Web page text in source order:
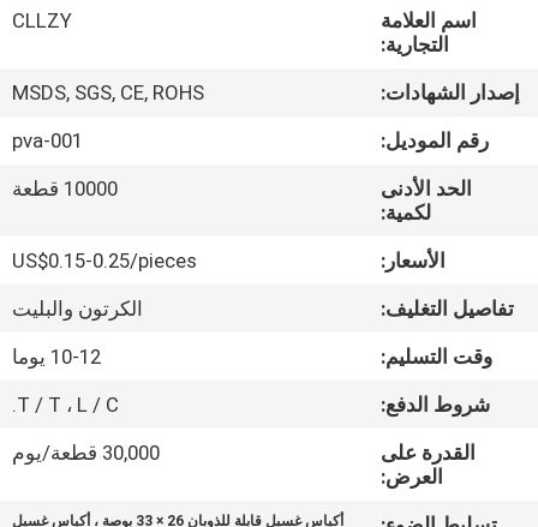
في
المصنع
مراقبة
الجودة
أخبار
اطلب
اقتباس
خريطة
اسم العلامة
التجارية:
CLLZY
إصدار الشهادات:
MSDS, SGS, CE, ROHS
رقم الموديل:
pva-001
الحد الأدنى
لكمية:
10000 قطعة
الأسعار:
US$0.15-0.25/pieces
تفاصيل التغليف:
الكرتون والبليت
وقت التسليم:
10-12 يوما
شروط الدفع:
T / T ، L / C.
القدرة على
العرض:
30,000 قطعة/يوم
أكياس غسيل قابلة للذوبان 26 × 33 بوصة ، أكياس غسيل